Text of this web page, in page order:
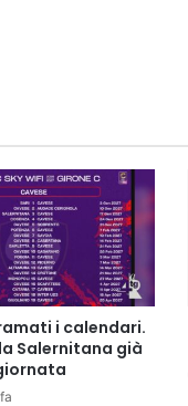
i calendari.
Salernitana già